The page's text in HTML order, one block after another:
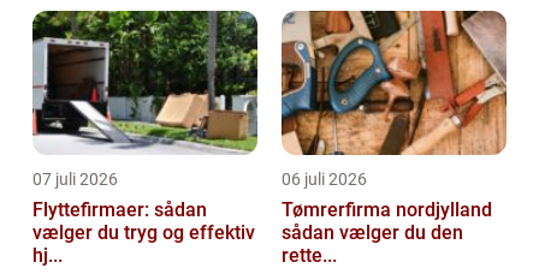
07 juli 2026
Flyttefirmaer: sådan
vælger du tryg og effektiv
hj...
06 juli 2026
Tømrerfirma nordjylland
sådan vælger du den
rette...